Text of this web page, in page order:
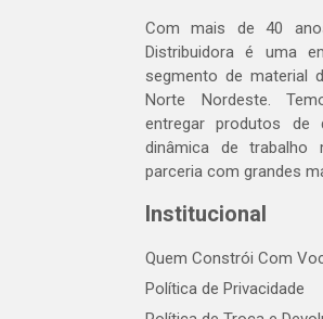
Com mais de 40
Distribuidora é uma
segmento de material
Norte Nordeste.
entregar produtos de
dinâmica de
parceria com grandes
Institucional
Quem Constrói Com
Política de Privacidade